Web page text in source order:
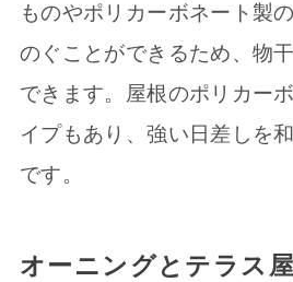
ものやポリカーボネート製
のぐことができるため、物
できます。屋根のポリカー
イプもあり、強い日差しを
です。
オーニングとテラス